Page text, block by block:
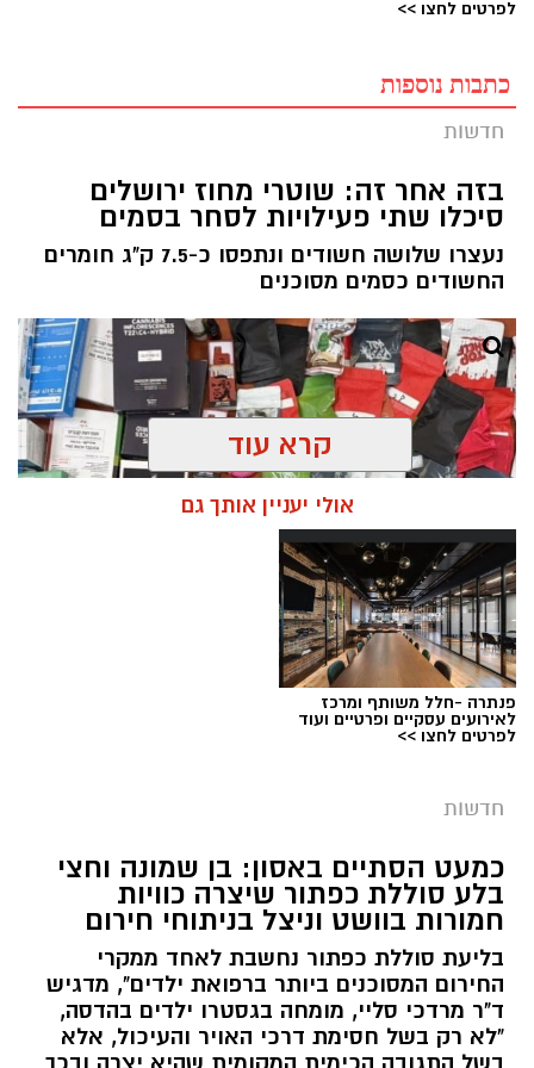
לפרטים לחצו >>
כתבות נוספות
חדשות
בזה אחר זה: שוטרי מחוז ירושלים
סיכלו שתי פעילויות לסחר בסמים
נעצרו שלושה חשודים ונתפסו כ-7.5 ק"ג חומרים
החשודים כסמים מסוכנים
צילום: דוברות המשטרה
מערכת ירושלים נט / 09:11 06.08.26
הסמים המסוכנים, בוצעו בימים האחרונים שתי
פעילויות ממוקדות, שהובילו למעצר של שלושה
החשודים כסמים מסוכנים, כסף מזומן ואמצעים
נוספים.
בפעילות בלשי תחנת לב הבירה שביצעו חיפוש
קרא עוד
אולי יעניין אותך גם
פנתרה -חלל משותף ומרכז
לאירועים עסקיים ופרטיים ועוד
לפרטים לחצו >>
חדשות
כמעט הסתיים באסון: בן שמונה וחצי
בלע סוללת כפתור שיצרה כוויות
חמורות בוושט וניצל בניתוחי חירום
בליעת סוללת כפתור נחשבת לאחד ממקרי
החירום המסוכנים ביותר ברפואת ילדים", מדגיש
ד"ר מרדכי סליי, מומחה בגסטרו ילדים בהדסה,
"לא רק בשל חסימת דרכי האויר והעיכול, אלא